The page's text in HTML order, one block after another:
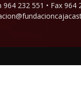
964 232 551 • Fax 964